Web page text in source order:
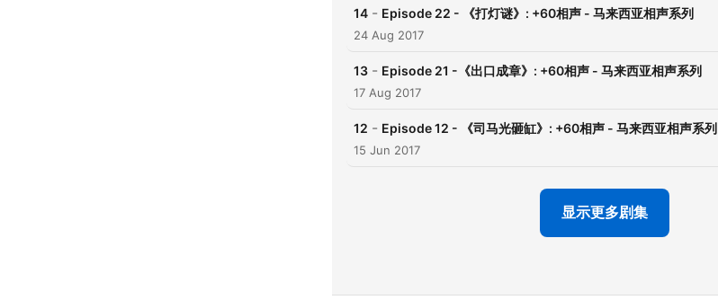
14 - Episode 22 - 《打灯谜》: +60相声 - 马来西亚相声系列
24 Aug 2017
13 - Episode 21 -《出口成章》: +60相声 - 马来西亚相声系列
17 Aug 2017
12 - Episode 12 - 《司马光砸缸》: +60相声 - 马来西亚相声系列
15 Jun 2017
显示更多剧集